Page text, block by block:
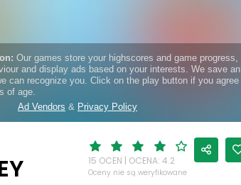
15 OCEN | OCENA: 4.2
Oceny nie są weryfikowane